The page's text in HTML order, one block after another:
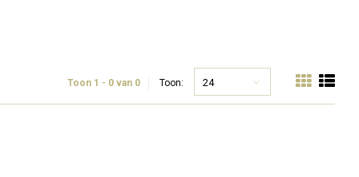
Toon 1 - 0 van 0 Toon: 24